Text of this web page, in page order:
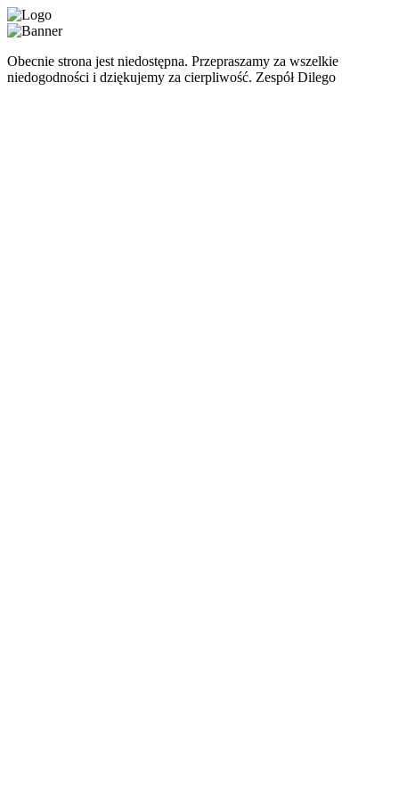
Obecnie strona jest niedostępna. Przepraszamy za wszelkie
niedogodności i dziękujemy za cierpliwość. Zespół Dilego